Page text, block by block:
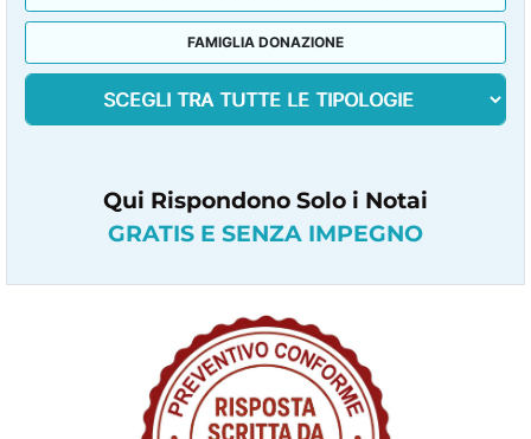
FAMIGLIA DONAZIONE
Qui Rispondono Solo i Notai
GRATIS E SENZA IMPEGNO